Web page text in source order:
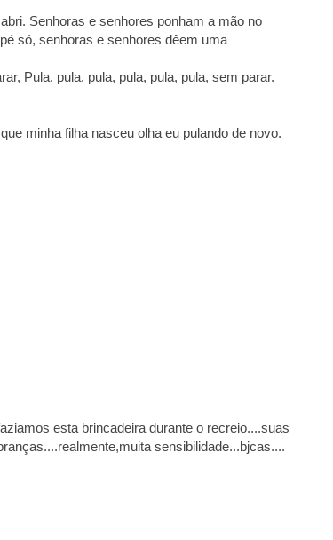
Senhoras e senhores ponham a mão no
só, senhoras e senhores dêem uma
Pula, pula, pula, pula, pula, pula, sem parar.
minha filha nasceu olha eu pulando de novo.
esta brincadeira durante o recreio....suas
sensibilidade...bjcas....